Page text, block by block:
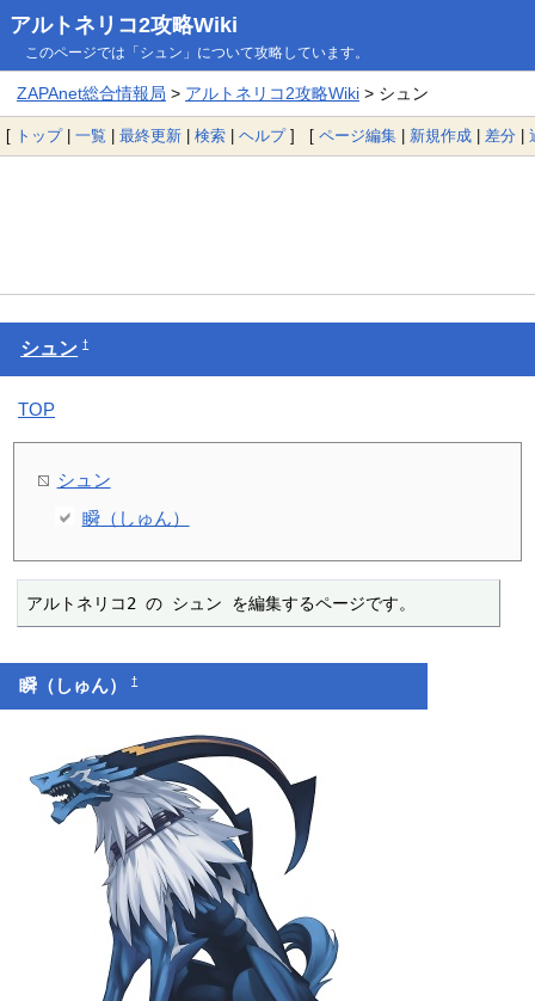
アルトネリコ2攻略Wiki
このページでは「シュン」について攻略しています。
ZAPAnet総合情報局 > アルトネリコ2攻略Wiki> シュン
[ トップ| 一覧 | 最終更新 | 検索 | ヘルプ] [ ページ編集 | 新規作成 | 差分 |
シュン †
TOP
シュン
瞬（しゅん）
アルトネリコ2 の シュン を編集するページです。
瞬（しゅん）†